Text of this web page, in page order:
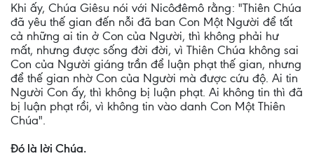
Khi ấy, Chúa Giêsu nói với Nicôđêmô rằng: "Thiên Chúa
đã yêu thế gian đến nỗi đã ban Con Một Người để tất
cả những ai tin ở Con của Người, thì không phải hư
mất, nhưng được sống đời đời, vì Thiên Chúa không sai
Con của Người giáng trần để luận phạt thế gian, nhưng
để thế gian nhờ Con của Người mà được cứu độ. Ai tin
Người Con ấy, thì không bị luận phạt. Ai không tin thì đã
bị luận phạt rồi, vì không tin vào danh Con Một Thiên
Chúa".
Ðó là lời Chúa.